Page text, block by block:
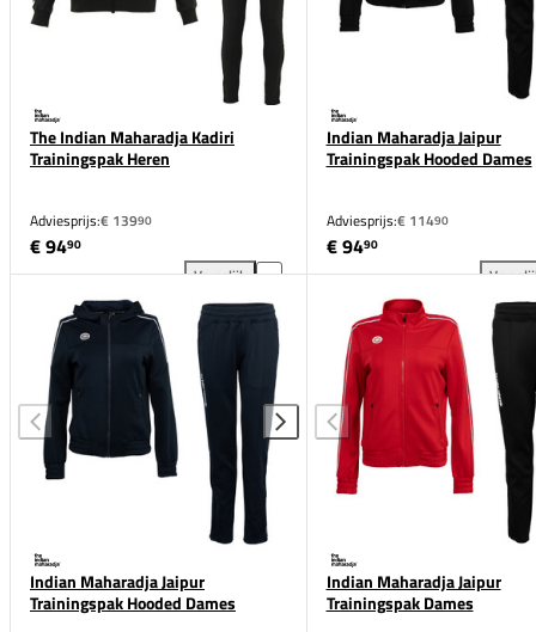
The Indian Maharadja Kadiri
Trainingspak Heren
Adviesprijs:€ 13990
€ 9490
Vergelijk
The Indian Maharadja Kadiri Trainingspak Heren
Indian Maharadja Jaipur
Trainingspak Hooded Dames
Adviesprijs:€ 11490
€ 9490
Indian Maharadja Jaipur
Trainingspak Hooded Dames
Indian Maharadja Jaipur
Trainingspak Dames